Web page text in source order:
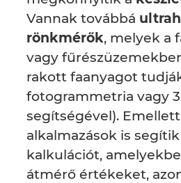
Vannak továbbá
rönkmérők, melyek a
vagy
rakott faanyagot
fotogrammetria vagy
segítségével).
alkalmazások is
kalkulációt,
átmérő értékeket,